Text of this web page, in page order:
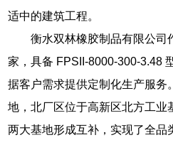
适中的建筑工程。
衡水双林橡胶制品有限公司
家，具备 FPSII-8000-300-3.48
据客户需求提供定制化生产服务
地，北厂区位于高新区北方工业
两大基地形成互补，实现了全品